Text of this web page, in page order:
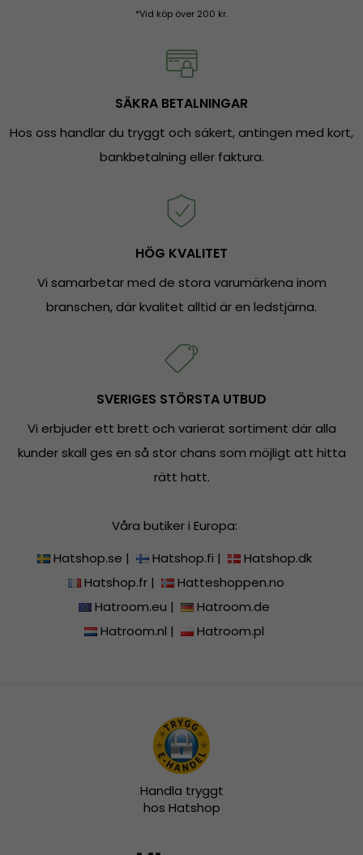
*Vid köp över 200 kr.
SÄKRA BETALNINGAR
Hos oss handlar du tryggt och säkert, antingen med kort,
bankbetalning eller faktura.
HÖG KVALITET
Vi samarbetar med de stora varumärkena inom
branschen, där kvalitet alltid är en ledstjärna.
SVERIGES STÖRSTA UTBUD
Vi erbjuder ett brett och varierat sortiment där alla
kunder skall ges en så stor chans som möjligt att hitta
rätt hatt.
Våra butiker i Europa:
Hatshop.se | Hatshop.fi |
Hatshop.dk
Hatshop.fr|
Hatteshoppen.no
Hatroom.eu |
Hatroom.de
Hatroom.nl | Hatroom.pl
Handla tryggt
hos Hatshop